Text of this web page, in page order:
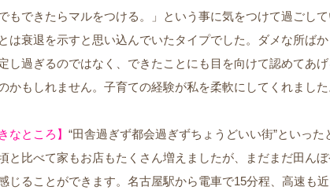
もできたらマルをつける。」という事に気をつけて過ごして
は衰退を示すと思い込んでいたタイプでした。ダメな所ば
し過ぎるのではなく、できたことにも目を向けて認めてあ
かもしれません。子育ての経験が私を柔軟にしてくれました
なところ】 “田舎過ぎず都会過ぎずちょうどいい街”といった
と比べて家もお店もたくさん増えましたが、まだまだ田ん
じることができます。名古屋駅から電車で15分程、高速も